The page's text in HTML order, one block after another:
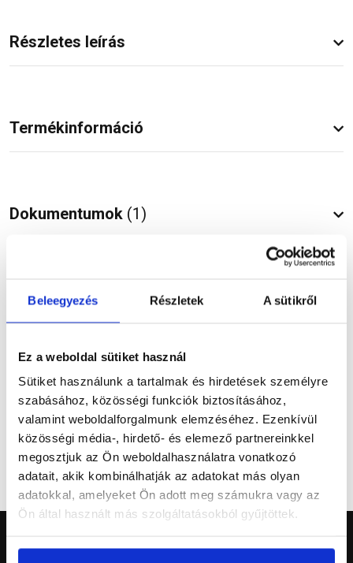
Beleegyezés Részletek A sütikről
Ez a weboldal sütiket használ
Sütiket használunk a tartalmak és hirdetések személyre
szabásához, közösségi funkciók biztosításához,
valamint weboldalforgalmunk elemzéséhez. Ezenkívül
közösségi média-, hirdető- és elemező partnereinkkel
megosztjuk az Ön weboldalhasználatra vonatkozó
adatait, akik kombinálhatják az adatokat más olyan
adatokkal, amelyeket Ön adott meg számukra vagy az
Ön által használt más szolgáltatásokból gyűjtöttek.
Részletes leírás
Termékinformáció
Dokumentumok (1)
Vásárlói vélemények
Kérdések és válaszok